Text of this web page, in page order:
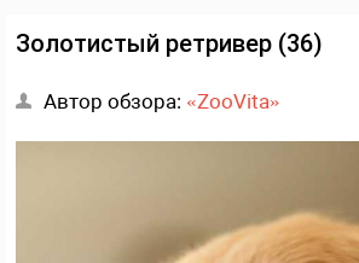
Золотистый ретривер (36)
Автор обзора: «ZooVita»